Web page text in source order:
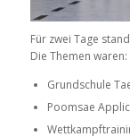
Für zwei Tage
Die Themen waren:
Grundschule
Poomsae